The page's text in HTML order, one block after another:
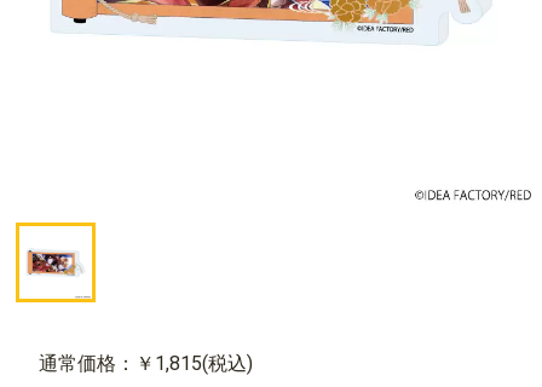
通常価格：￥1,815(税込)